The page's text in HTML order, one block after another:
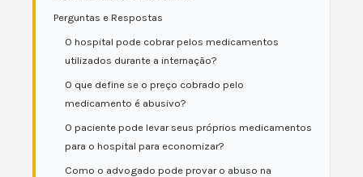
Perguntas e Respostas
O hospital pode cobrar pelos medicamentos
utilizados durante a internação?
O que define se o preço cobrado pelo
medicamento é abusivo?
O paciente pode levar seus próprios medicamentos
para o hospital para economizar?
Como o advogado pode provar o abuso na